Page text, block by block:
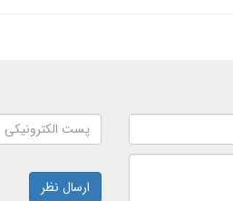
ارسال نظر